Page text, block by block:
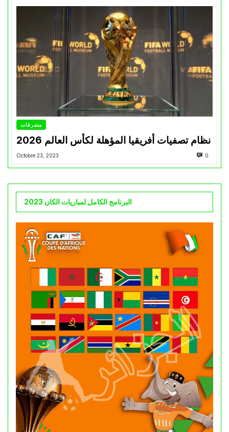
متفرقات
نظام تصفيات أفريقيا المؤهلة لكأس العالم 2026
Octobre 23, 2023 0
البرنامج الكامل لمباريات الكان 2023